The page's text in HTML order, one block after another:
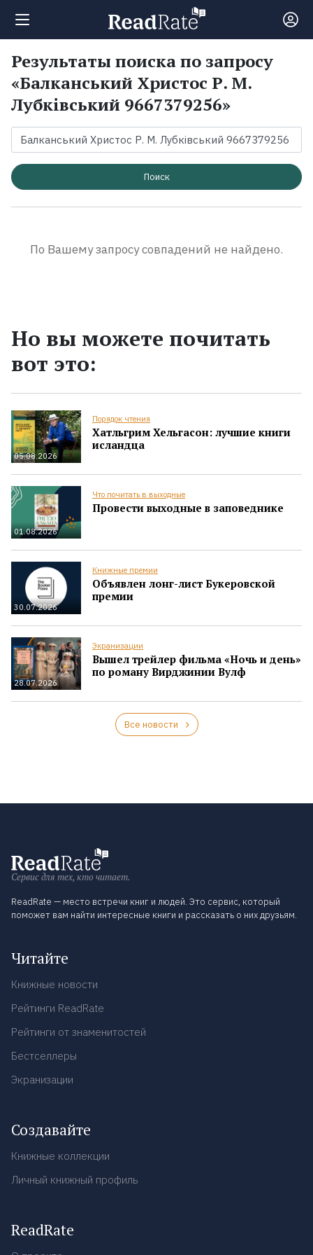
Поиск
Новости
Рейтинги
Экранизации
Результаты поиска по запросу
«Балканський Христос Р. М.
Лубківський 9667379256»
Поиск
По Вашему запросу совпадений не найдено.
Но вы можете почитать
вот это:
05.08.2026
Порядок чтения
Хатльгрим Хельгасон: лучшие книги
исландца
01.08.2026
Что почитать в выходные
Провести выходные в заповеднике
30.07.2026
Книжные премии
Объявлен лонг-лист Букеровской
премии
28.07.2026
Экранизации
Вышел трейлер фильма «Ночь и день»
по роману Вирджинии Вулф
Все новости
Сервис для тех, кто читает.
ReadRate — место встречи книг и людей. Это сервис, который
поможет вам найти интересные книги и рассказать о них друзьям.
Читайте
Книжные новости
Рейтинги ReadRate
Рейтинги от знаменитостей
Бестселлеры
Экранизации
Создавайте
Книжные коллекции
Личный книжный профиль
ReadRate